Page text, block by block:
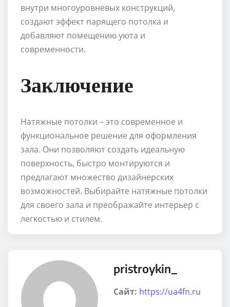
внутри многоуровневых конструкций,
создают эффект парящего потолка и
добавляют помещению уюта и
современности.
Заключение
Натяжные потолки – это современное и
функциональное решение для оформления
зала. Они позволяют создать идеальную
поверхность, быстро монтируются и
предлагают множество дизайнерских
возможностей. Выбирайте натяжные потолки
для своего зала и преображайте интерьер с
легкостью и стилем.
pristroykin_
Сайт: https://ua4fn.ru